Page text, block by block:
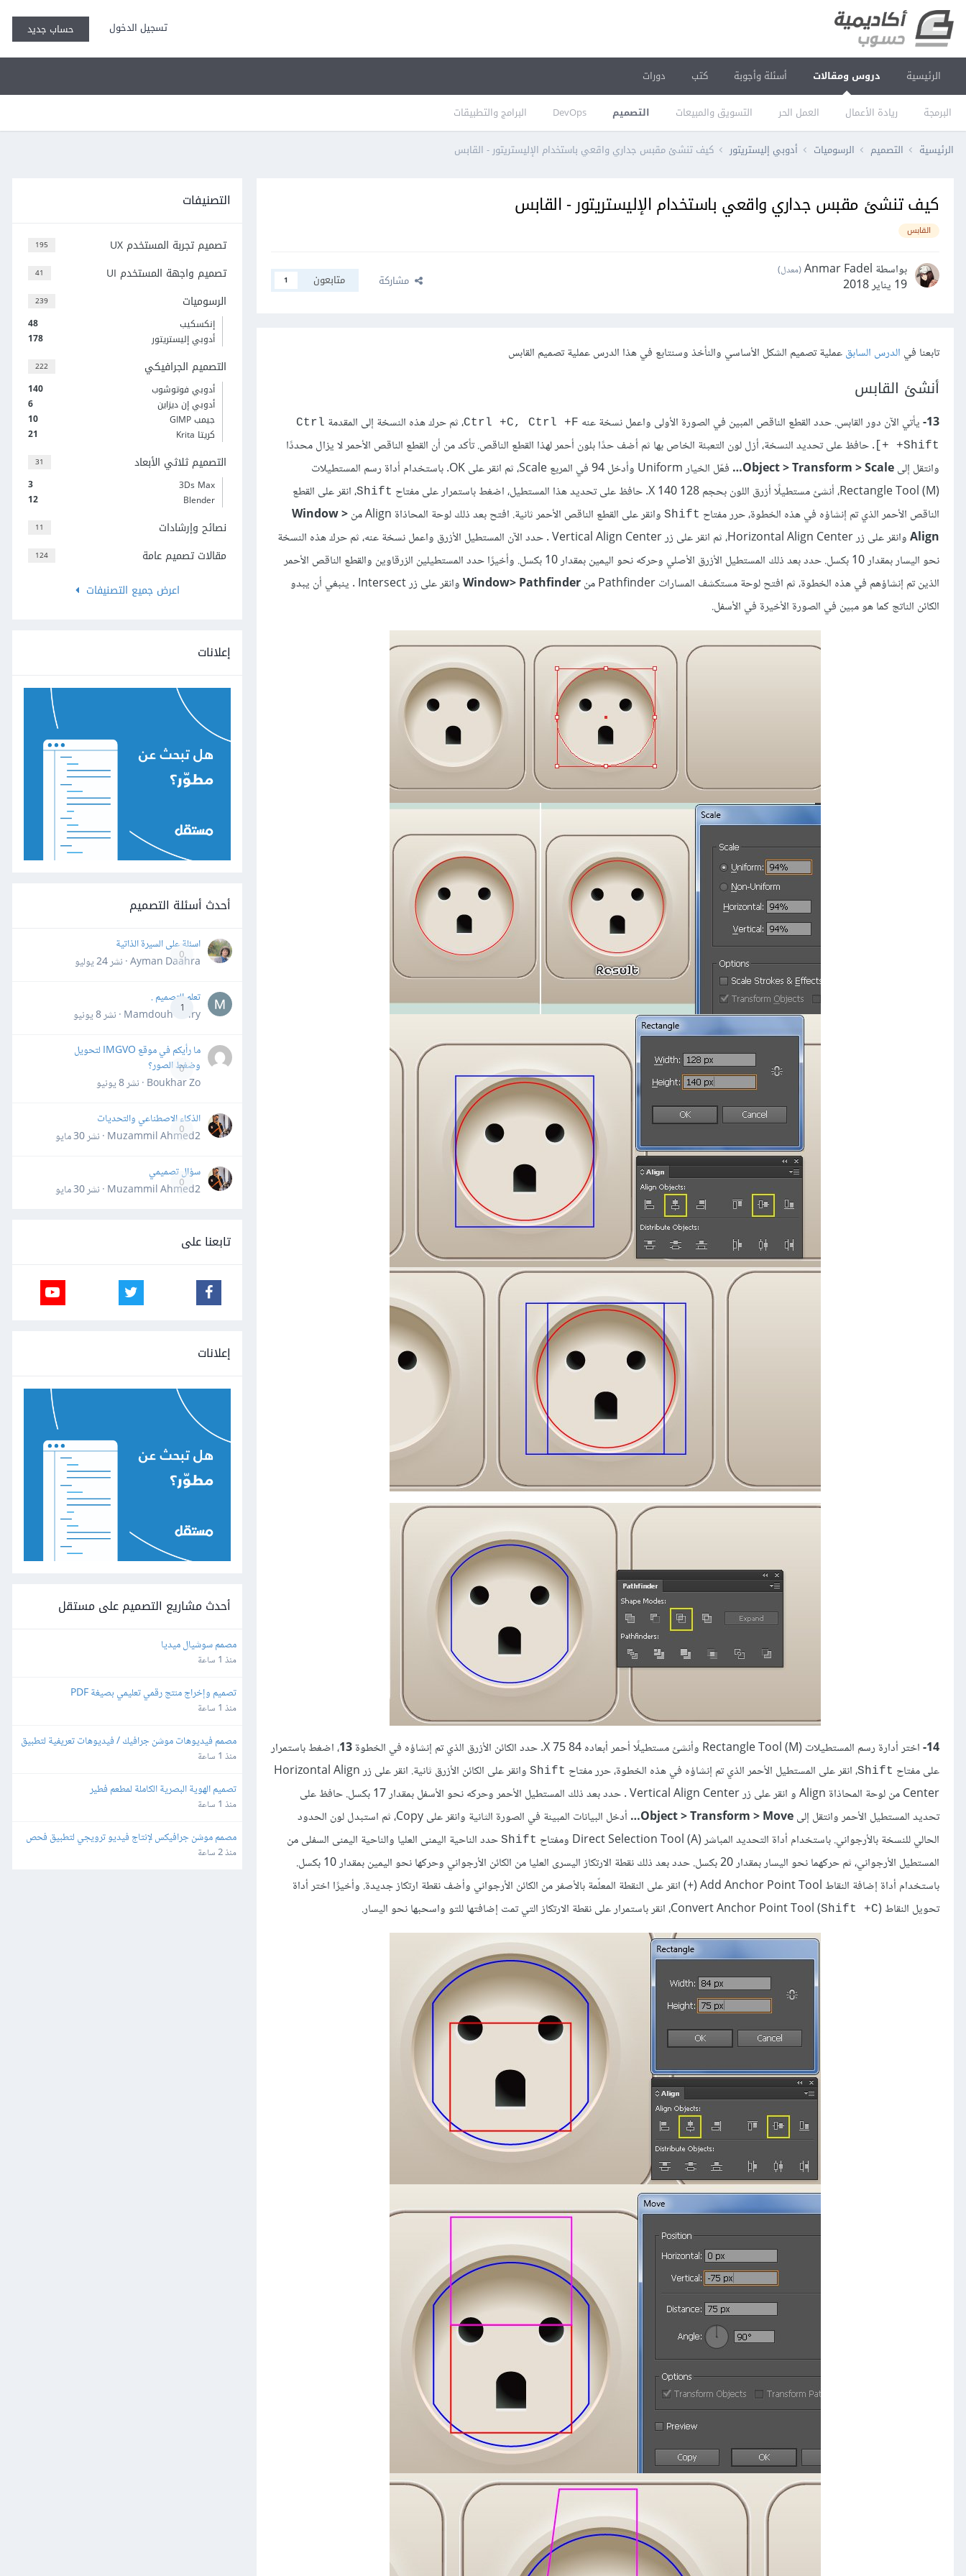
تسجيل الدخول حساب جديد
الرئيسية دروس ومقالات
البرمجة ريادة الأعمال العمل الحر التسويق والمبيعات التصميم DevOps البرامج والتطبيقات
أسئلة وأجوبة كتب دورات
الرئيسية التصميم الرسوميات أدوبي إليستريتور كيف تنشئ مقبس جداري واقعي باستخدام الإليستريتور - القابس
كيف تنشئ مقبس جداري واقعي باستخدام الإليستريتور - القابس
القابس
بواسطة Anmar Fadel (معدل)
19 يناير 2018 مشاركة متابعون 1
تابعنا في الدرس السابقعملية تصميم الشكل الأساسي والنأخذ وسنتابع في هذا الدرس عملية تصميم القابس
أنشئ القابس
13- يأتي الآن دور القابس. حدد القطع الناقص المبين في الصورة الأولى واعمل نسخة عنه Ctrl +C, Ctrl +F، ثم حرك هذه النسخة إلى المقدمة Ctrl
+Shift +]
. حافظ على تحديد النسخة، أزل لون التعبئة الخاص بها ثم أضف حدًا بلون أحمر لهذا القطع الناقص. تأكد من أن القطع الناقص الأحمر لا يزال محددًا
وانتقل إلىObject > Transform > Scale…
فعّل الخيار Uniform وأدخل 94 في المربع Scale، ثم انقر على OK. باستخدام أداة رسم المستطيلات
Rectangle Tool (M)، أنشئ مستطيلًا أزرق اللون بحجم 128 X 140. حافظ على تحديد هذا المستطيل، اضغط باستمرار على مفتاح
Shift، انقر على القطع
الناقص الأحمر الذي تم إنشاؤه في هذه الخطوة، حرر مفتاح Shift وانقر على القطع الناقص الأحمر ثانية. افتح بعد ذلك لوحة المحاذاة Align من
Window >
Align
وانقر على زر Horizontal Align Center، ثم انقر على زر Vertical Align Center . حدد الآن المستطيل الأزرق واعمل نسخة عنه، ثم حرك هذه النسخة
نحو اليسار بمقدار 10 بكسل. حدد بعد ذلك المستطيل الأزرق الأصلي وحركه نحو اليمين بمقدار 10 بكسل. وأخيرًا حدد المستطيلين الزرقاوين والقطع الناقص الأحمر
الذين تم إنشاؤهم في هذه الخطوة، ثم افتح لوحة مستكشف المسارات Pathfinder من
Window> Pathfinder
وانقر على زر Intersect . ينبغي أن يبدو
الكائن الناتج كما هو مبين في الصورة الأخيرة في الأسفل.
14- اختر أدارة رسم المستطيلات Rectangle Tool (M) وأنشئ مستطيلًا أحمر أبعاده 84 X 75. حدد الكائن الأزرق الذي تم إنشاؤه في الخطوة 13، اضغط باستمرار
على مفتاح Shift، انقر على المستطيل الأحمر الذي تم إنشاؤه في هذه الخطوة، حرر مفتاح Shift
وانقر على الكائن الأزرق ثانية. انقر على زر Horizontal Align
Center من لوحة المحاذاة Align و انقر على زر Vertical Align Center . حدد بعد ذلك المستطيل الأحمر وحركه نحو الأسفل بمقدار 17 بكسل. حافظ على
تحديد المستطيل الأحمر وانتقل إلىObject > Transform > Move…
أدخل البيانات المبينة في الصورة الثانية وانقر على Copy، ثم استبدل لون الحدود
الحالي للنسخة بالأرجواني. باستخدام أداة التحديد المباشر Direct Selection Tool (A) ومفتاح
Shift حدد الناحية اليمنى العليا والناحية اليمنى السفلى من
المستطيل الأرجواني، ثم حركهما نحو اليسار بمقدار 20 بكسل. حدد بعد ذلك نقطة الارتكاز اليسرى العليا من الكائن الأرجواني وحركها نحو اليمين بمقدار 10 بكسل.
باستخدام أداة إضافة النقاط Add Anchor Point Tool (+) انقر على النقطة المعلّمة بالأصفر من الكائن الأرجواني وأضف نقطة ارتكاز جديدة. وأخيرًا اختر أداة
تحويل النقاط Convert Anchor Point Tool ( Shift +C)، انقر باستمرار على نقطة الارتكاز التي تمت إضافتها للتو واسحبها نحو اليسار.
التصنيفات
195 تصميم تجربة المستخدم UX
41 تصميم واجهة المستخدم UI
239 الرسوميات
48
إنكسكيب
178
أدوبي إليستريتور
222 التصميم الجرافيكي
140
أدوبي فوتوشوب
6
أدوبي إن ديزاين
10
جيمب GIMP
21
كريتا Krita
31 التصميم ثلاثي الأبعاد
3
3Ds Max
12
Blender
11 نصائح وإرشادات
124
مقالات تصميم عامة
اعرض جميع التصنيفات
إعلانات
أحدث أسئلة التصميم
0
اسئلة على السيرة الذاتية
Ayman Daahra · نشر
24 يوليو
1
تعلم التصميم .
Mamdouh Khiry · نشر
8 يونيو
0
ما رأيكم في موقع IMGVO لتحويل
وضغط الصور؟
Boukhar Zo · نشر
8 يونيو
0
الذكاء الاصطناعي والتحديات
Muzammil Ahmed2 · نشر
30 مايو
0
سؤال تصميمي
Muzammil Ahmed2 · نشر
30 مايو
تابعنا على
إعلانات
أحدث مشاريع التصميم على مستقل
مصمم سوشيال ميديا
منذ 1 ساعة
تصميم وإخراج منتج رقمي تعليمي بصيغة PDF
منذ 1 ساعة
مصمم فيديوهات موشن جرافيك / فيديوهات تعريفية لتطبيق
منذ 1 ساعة
تصميم الهوية البصرية الكاملة لمطعم فطير
منذ 1 ساعة
وتدقيق الهويات
منذ 2 ساعة